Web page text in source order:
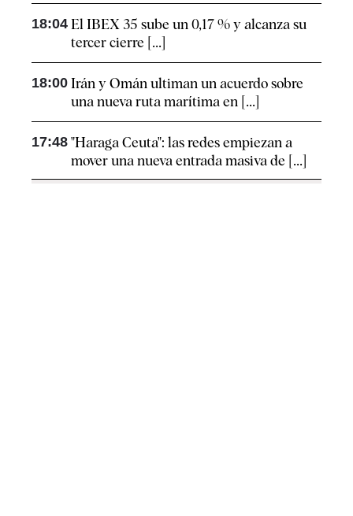
18:04 El IBEX 35 sube un 0,17 % y alcanza su
tercer cierre [...]
18:00 Irán y Omán ultiman un acuerdo sobre
una nueva ruta marítima en [...]
17:48 "Haraga Ceuta": las redes empiezan a
mover una nueva entrada masiva de [...]